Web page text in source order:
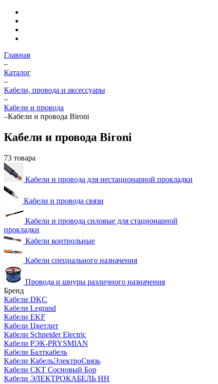
Главная
–
Каталог
–
Кабели, провода и аксессуары
–
Кабели и провода
–Кабели и провода Bironi
Кабели и провода Bironi
73 товара
Кабели и провода для нестационарной прокладки
Кабели и провода связи
Кабели и провода силовые для стационарной
прокладки
Кабели контрольные
Кабели специального назначения
Провода и шнуры различного назначения
Бренд
Кабели DKC
Кабели Legrand
Кабели EKF
Кабели Цветлит
Кабели Schneider Electric
Кабели РЭК-PRYSMIAN
Кабели Балткабель
Кабели КабельЭлектроСвязь
Кабели СКТ Сосновый Бор
Кабели ЭЛЕКТРОКАБЕЛЬ НН